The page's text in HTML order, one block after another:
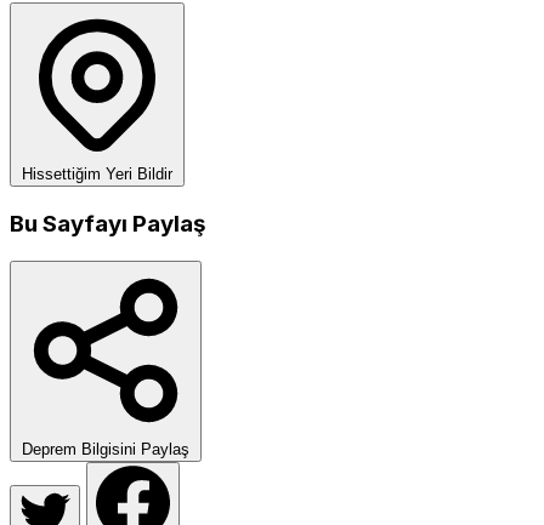
Hissettiğim Yeri Bildir
Bu Sayfayı Paylaş
Deprem Bilgisini Paylaş